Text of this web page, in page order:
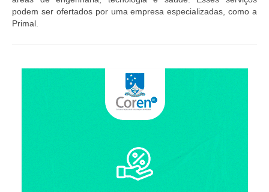
podem ser ofertados por uma empresa especializadas, como a
Primal.